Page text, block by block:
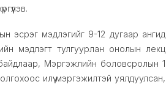
эсрэг мэдлэгийг 9-12 дугаар ангид
мэдлэгт тулгуурлан онолын лекц
Мэргэжлийн боловсролын 1
илүү мэргэжилтэй уялдуулсан,